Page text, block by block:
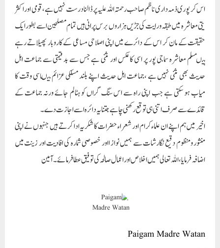
اس کر پوری ذمہ داری ناظم صاحب رحمتہ اللہ علیہ پرڈالنا درست نہیں ہے، قومی اور اکثر
یتی معاشرہ میں طبقہ ورایت کی جڑیں ہزار وں برس پرانی ہیں تمام مصلحین اسے بطور ایک
حقیقت کے مان کر اس کے دائرے میں اپنی اصلاحی مساعی کے کاروبار پھیلاتے رہے
ہیںمسلم معاشرہ سماجی پور پر اسی کا عکس اور مثنی ہے جس سے بد قیمتی سے جماعت اہل
حدیث بھی مثنی نہیں ہے ،جماعت اہل حدیث اپنے بلند مسلکی عزائم میںاسی وقت کا
میاب ہو سکتی ہے جب اپنی راہ سے اس سنگ گراں کو ہٹالم جائے ورنہ جماعت کے
قائدے سے صرف اتنی ہی توقع رکھنی چاہے جتنا یہ دائرہ اسے اجازت دے۔
اخیر میں ہم اپنے ان علماء کرام اور شعرا ء حضرات کا شکریہ ادا کرتے ہیں جنہوں نے اپنی
منثور ومنظوم دقیع نگارشات سے ہمیں نواز ااور خصوصی شمارہ کی افادیت اور زینت میں
اضافہ فرمایا ،اللہ تعالی ہمیں اخلاص اور اعمال صالحہ کی توفیق عطا فرمائے ۔ آمین
Paigam Madre Watan